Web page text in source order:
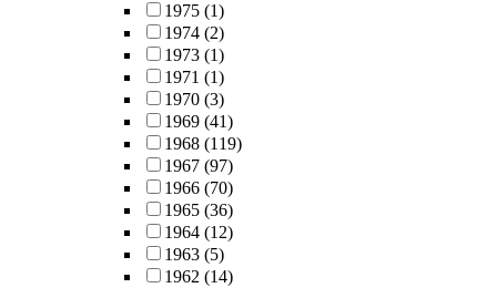
1975 (1)
1974 (2)
1973 (1)
1971 (1)
1970 (3)
1969 (41)
1968 (119)
1967 (97)
1966 (70)
1965 (36)
1964 (12)
1963 (5)
1962 (14)